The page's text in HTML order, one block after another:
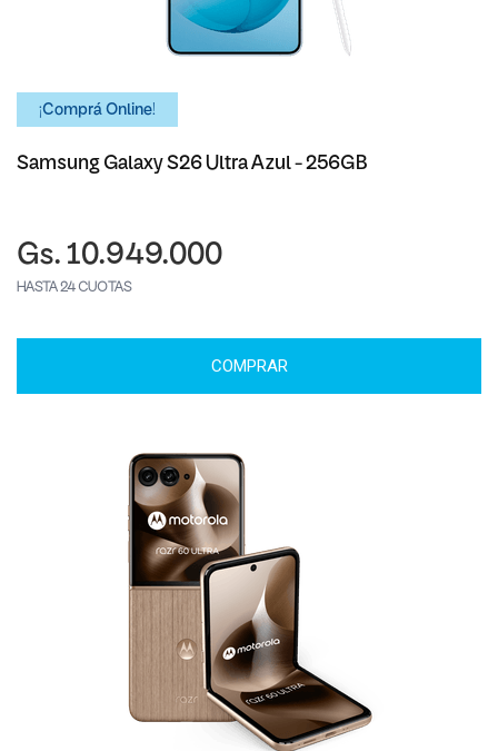
¡Comprá Online!
Samsung Galaxy S26 Ultra Azul - 256GB
Gs. 10.949.000
HASTA 24 CUOTAS
COMPRAR